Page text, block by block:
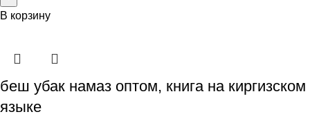
В корзину
беш убак намаз оптом, книга на киргизском
языке